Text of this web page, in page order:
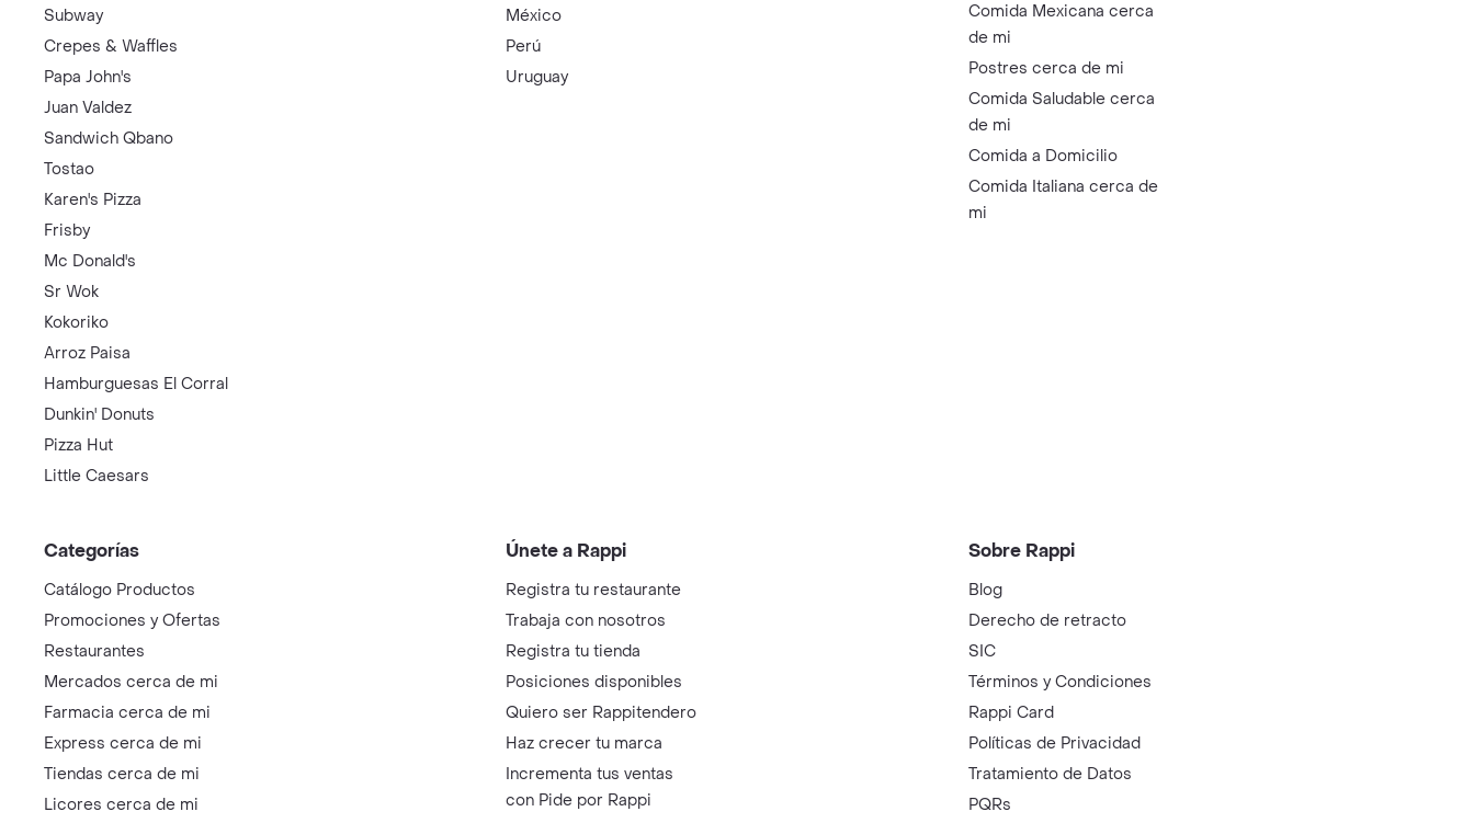
Subway
Crepes & Waffles
Papa John's
Juan Valdez
Sandwich Qbano
Tostao
Karen's Pizza
Frisby
Mc Donald's
Sr Wok
Kokoriko
Arroz Paisa
Hamburguesas El Corral
Dunkin' Donuts
Pizza Hut
Little Caesars
México
Perú
Uruguay
Comida Mexicana cerca
de mi
Postres cerca de mi
Comida Saludable cerca
de mi
Comida a Domicilio
Comida Italiana cerca de
mi
Categorías
Catálogo Productos
Promociones y Ofertas
Restaurantes
Mercados cerca de mi
Farmacia cerca de mi
Express cerca de mi
Tiendas cerca de mi
Licores cerca de mi
Únete a Rappi
Registra tu restaurante
Trabaja con nosotros
Registra tu tienda
Posiciones disponibles
Quiero ser Rappitendero
Haz crecer tu marca
Incrementa tus ventas
con Pide por Rappi
Sobre Rappi
Blog
Derecho de retracto
SIC
Términos y Condiciones
Rappi Card
Políticas de Privacidad
Tratamiento de Datos
PQRs